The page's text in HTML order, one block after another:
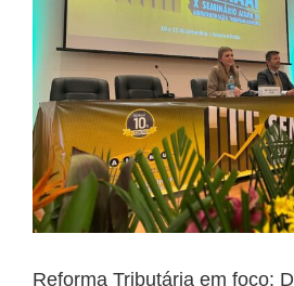
Reforma Tributária em foco: